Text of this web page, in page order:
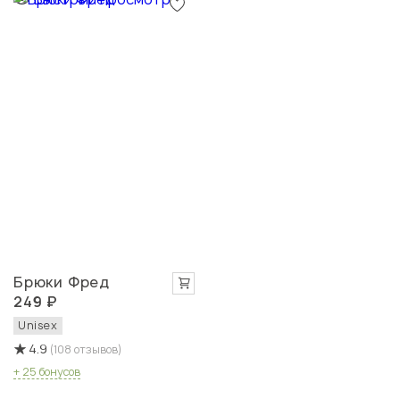
Брюки Фред
249 ₽
Unisex
4.9 (108 отзывов)
+ 25 бонусов